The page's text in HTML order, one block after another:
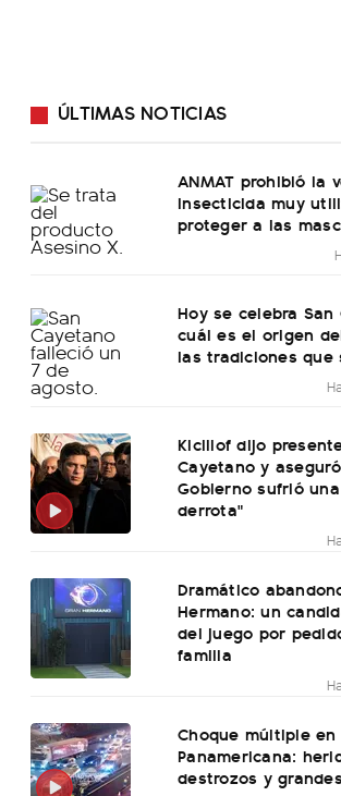
ÚLTIMAS NOTICIAS
ANMAT prohibió la
insecticida muy
proteger a las
Hoy se celebra San
cuál es el origen
las tradiciones que
Kicillof dijo
Cayetano y
Gobierno sufrió
derrota"
Dramático
Hermano: un
del juego por
familia
Choque múltiple en
Panamericana:
destrozos y